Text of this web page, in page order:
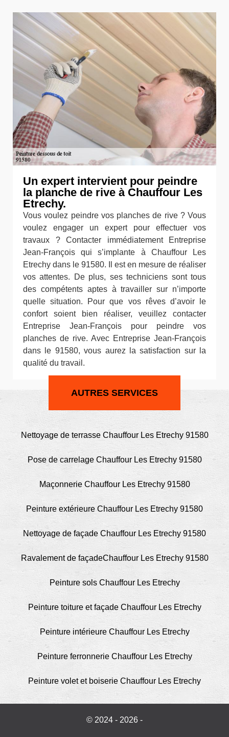
Un expert intervient pour peindre
la planche de rive à Chauffour Les
Etrechy.
Vous voulez peindre vos planches de rive ? Vous
voulez engager un expert pour effectuer vos
travaux ? Contacter immédiatement Entreprise
Jean-François qui s’implante à Chauffour Les
Etrechy dans le 91580. Il est en mesure de réaliser
vos attentes. De plus, ses techniciens sont tous
des compétents aptes à travailler sur n’importe
quelle situation. Pour que vos rêves d’avoir le
confort soient bien réaliser, veuillez contacter
Entreprise Jean-François pour peindre vos
planches de rive. Avec Entreprise Jean-François
dans le 91580, vous aurez la satisfaction sur la
qualité du travail.
AUTRES SERVICES
Nettoyage de terrasse Chauffour Les Etrechy 91580
Pose de carrelage Chauffour Les Etrechy 91580
Maçonnerie Chauffour Les Etrechy 91580
Peinture extérieure Chauffour Les Etrechy 91580
Nettoyage de façade Chauffour Les Etrechy 91580
Ravalement de façadeChauffour Les Etrechy 91580
Peinture sols Chauffour Les Etrechy
Peinture toiture et façade Chauffour Les Etrechy
Peinture intérieure Chauffour Les Etrechy
Peinture ferronnerie Chauffour Les Etrechy
Peinture volet et boiserie Chauffour Les Etrechy
© 2024 - 2026 -